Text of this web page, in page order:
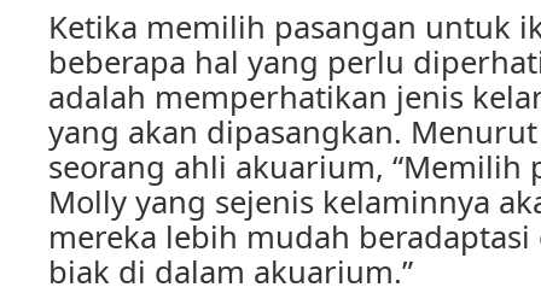
Ketika memilih pasangan untuk
beberapa hal yang perlu
adalah memperhatikan jenis
yang akan dipasangkan. Menurut
seorang ahli akuarium, “Memilih
Molly yang sejenis kelaminnya
mereka lebih mudah
biak di dalam akuarium.”